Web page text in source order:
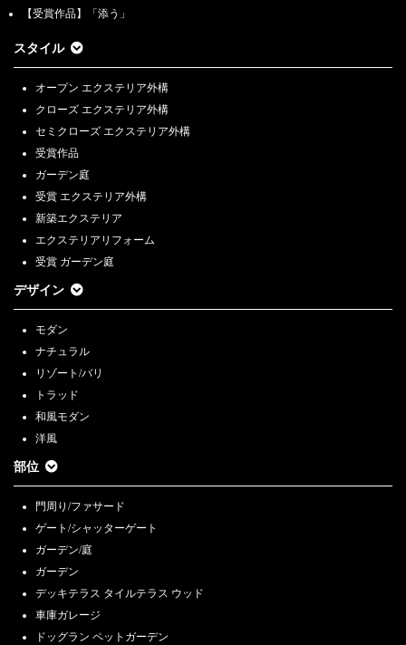
【受賞作品】「添う」
スタイル
オープン エクステリア外構
クローズ エクステリア外構
セミクローズ エクステリア外構
受賞作品
ガーデン庭
受賞 エクステリア外構
新築エクステリア
エクステリアリフォーム
受賞 ガーデン庭
デザイン
モダン
ナチュラル
リゾート/バリ
トラッド
和風モダン
洋風
部位
門周り/ファサード
ゲート/シャッターゲート
ガーデン/庭
ガーデン
デッキテラス タイルテラス ウッド
車庫ガレージ
ドッグラン ペットガーデン